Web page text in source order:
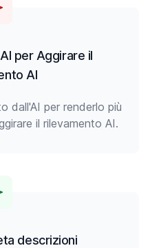
per Aggirare il
AI
dall'AI per renderlo più
il rilevamento AI.
descrizioni